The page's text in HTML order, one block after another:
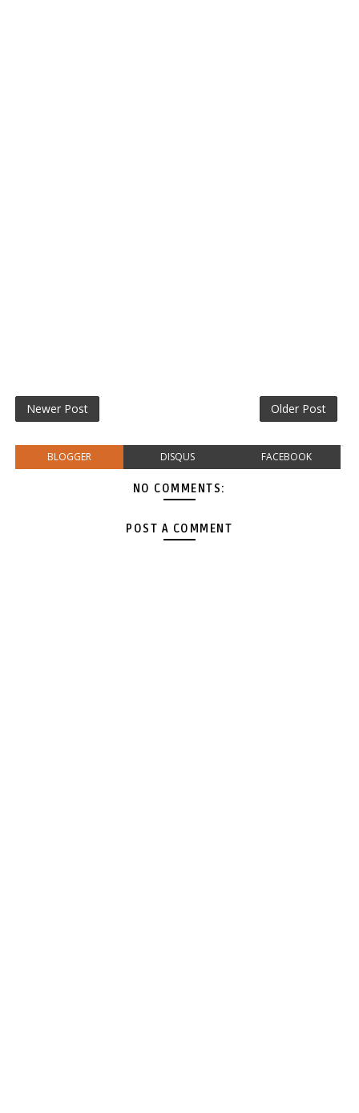
Newer Post Older Post
BLOGGER DISQUS FACEBOOK
NO COMMENTS:
POST A COMMENT